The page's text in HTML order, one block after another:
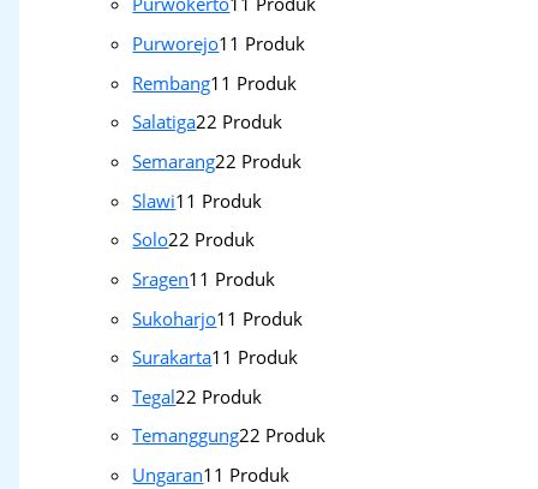
Purworejo1 1 Produk
Rembang1 1 Produk
Salatiga22 Produk
Semarang22 Produk
Slawi1 1 Produk
Solo22 Produk
Sragen1 1 Produk
Sukoharjo1 1 Produk
Surakarta1 1 Produk
Tegal22 Produk
Temanggung22 Produk
Ungaran1 1 Produk